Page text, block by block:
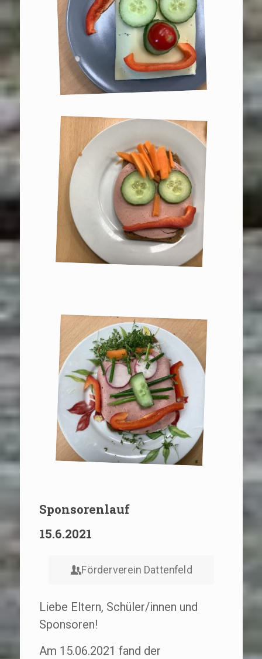
Sponsorenlauf
15.6.2021
Förderverein Dattenfeld
Liebe Eltern, Schüler/innen und
Sponsoren!
Am 15.06.2021 fand der